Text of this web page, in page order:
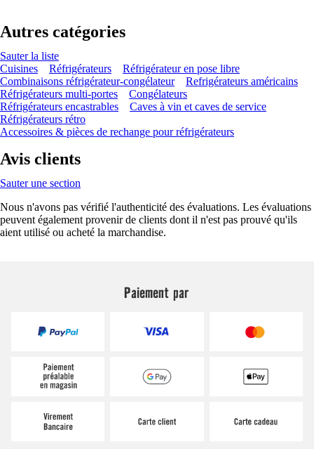
Autres catégories
Sauter la liste
Cuisines
Réfrigérateurs
Réfrigérateur en pose libre
Combinaisons réfrigérateur-congélateur
Refrigérateurs américains
Réfrigérateurs multi-portes
Congélateurs
Réfrigérateurs encastrables
Caves à vin et caves de service
Réfrigérateurs rétro
Accessoires & pièces de rechange pour réfrigérateurs
Avis clients
Sauter une section
Nous n'avons pas vérifié l'authenticité des évaluations. Les évaluations
peuvent également provenir de clients dont il n'est pas prouvé qu'ils
aient utilisé ou acheté la marchandise.
Paiement par